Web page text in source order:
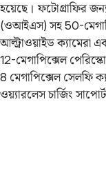
হয়েছে। ফটোগ্রাফির
(ওআইএস) সহ 50-
আল্ট্রাওয়াইড
12-মেগাপিক্সেল
8 মেগাপিক্সেল সেলফি
ওয়্যারলেস চার্জিং